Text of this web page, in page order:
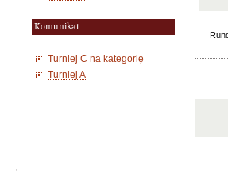
Komunikat
Turniej C na kategorię
Turniej A
'